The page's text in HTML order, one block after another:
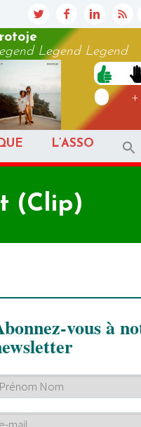
Legend Legend
L’ASSO
(Clip)
vous à